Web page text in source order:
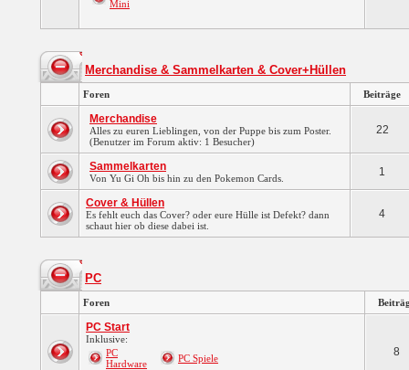
Mini
Merchandise & Sammelkarten & Cover+Hüllen
Foren Beiträge
Merchandise
Alles zu euren Lieblingen, von der Puppe bis zum Poster.
(Benutzer im Forum aktiv: 1 Besucher)
22
Sammelkarten
Von Yu Gi Oh bis hin zu den Pokemon Cards. 1
Cover & Hüllen
Es fehlt euch das Cover? oder eure Hülle ist Defekt? dann
schaut hier ob diese dabei ist.
4
PC
Foren
PC Start
Inklusive:
PC
Hardware
PC Spiele 8